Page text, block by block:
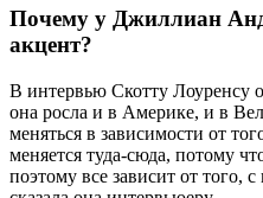
Почему у Джиллиан
акцент?
В интервью Скотту Лоуренсу
она росла и в Америке, и в
меняться в зависимости от
меняется туда-сюда, потому
поэтому все зависит от того,